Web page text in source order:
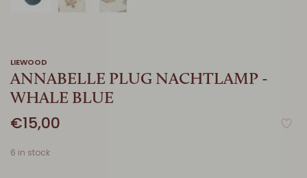
LIEWOOD
ANNABELLE PLUG NACHTLAMP -
WHALE BLUE
€15,00
6 in stock